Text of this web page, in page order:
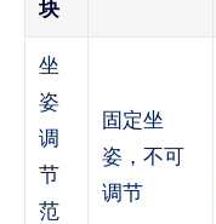
块
坐
姿
调
节
范
固定坐
姿，不可
调节